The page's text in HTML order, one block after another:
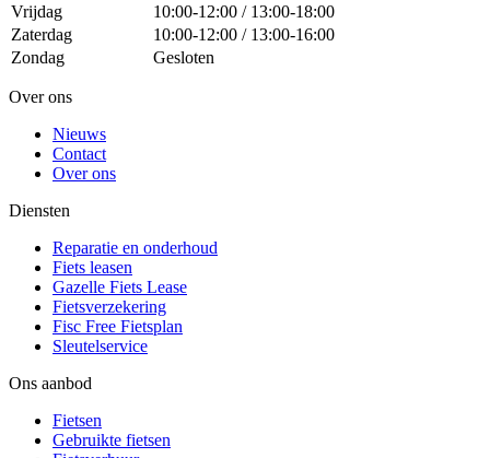
Vrijdag
10:00-12:00 / 13:00-18:00
Zaterdag
10:00-12:00 / 13:00-16:00
Zondag
Gesloten
Over ons
Nieuws
Contact
Over ons
Diensten
Reparatie en onderhoud
Fiets leasen
Gazelle Fiets Lease
Fietsverzekering
Fisc Free Fietsplan
Sleutelservice
Ons aanbod
Fietsen
Gebruikte fietsen